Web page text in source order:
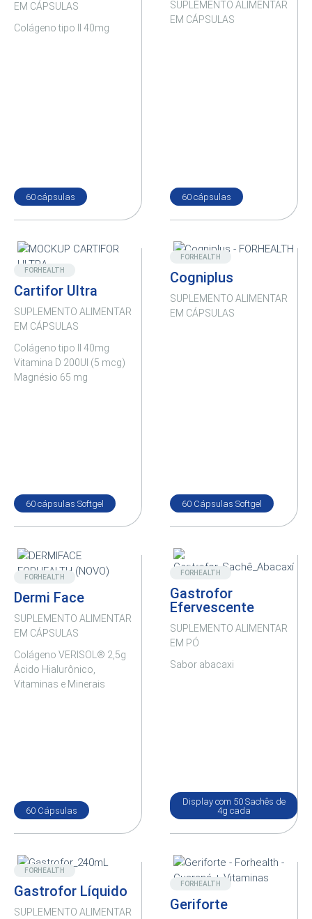
EM CÁPSULAS
Colágeno tipo II 40mg
60 cápsulas
SUPLEMENTO ALIMENTAR
EM CÁPSULAS
60 cápsulas
Destaque
FORHEALTH
Cartifor Ultra
SUPLEMENTO ALIMENTAR
EM CÁPSULAS
Colágeno tipo II 40mg
Vitamina D 200UI (5 mcg)
Magnésio 65 mg
60 cápsulas Softgel
Destaque
FORHEALTH
Cogniplus
SUPLEMENTO ALIMENTAR
EM CÁPSULAS
60 Cápsulas Softgel
Destaque
FORHEALTH
Dermi Face
SUPLEMENTO ALIMENTAR
EM CÁPSULAS
Colágeno VERISOL® 2,5g
Ácido Hialurônico,
Vitaminas e Minerais
60 Cápsulas
Novo
FORHEALTH
Gastrofor
Efervescente
SUPLEMENTO ALIMENTAR
EM PÓ
Sabor abacaxi
Display com 50 Sachês de
4g cada
Novo
FORHEALTH
Gastrofor Líquido
SUPLEMENTO ALIMENTAR
Destaque
FORHEALTH
Geriforte